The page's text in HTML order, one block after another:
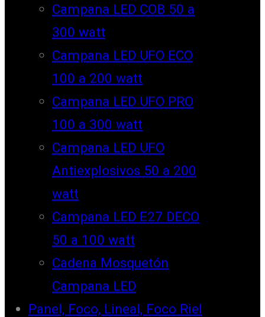
Campana LED COB 50 a
300 watt
Campana LED UFO ECO
100 a 200 watt
Campana LED UFO PRO
100 a 300 watt
Campana LED UFO
Antiexplosivos 50 a 200
watt
Campana LED E27 DECO
50 a 100 watt
Cadena Mosquetón
Campana LED
Panel, Foco, Lineal, Foco Riel